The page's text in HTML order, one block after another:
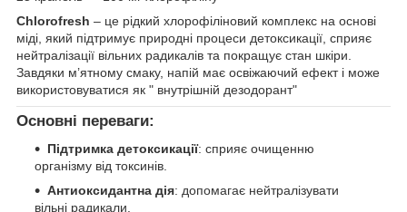
Chlorofresh – це рідкий хлорофіліновий комплекс на основі
міді, який підтримує природні процеси детоксикації, сприяє
нейтралізації вільних радикалів та покращує стан шкіри.
Завдяки м’ятному смаку, напій має освіжаючий ефект і може
використовуватися як " внутрішній дезодорант"
Основні переваги:
Підтримка детоксикації: сприяє очищенню
організму від токсинів.
Антиоксидантна дія: допомагає нейтралізувати
вільні радикали.